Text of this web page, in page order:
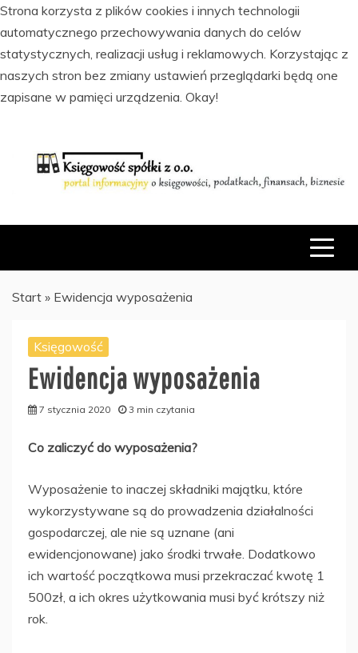
Strona korzysta z plików cookies i innych technologii
automatycznego przechowywania danych do celów
statystycznych, realizacji usług i reklamowych. Korzystając z
naszych stron bez zmiany ustawień przeglądarki będą one
zapisane w pamięci urządzenia. Okay!
FINANSACH I BIZNESIE
Start » Ewidencja wyposażenia
Księgowość
Ewidencja wyposażenia
7 stycznia 2020 3 min czytania
Co zaliczyć do wyposażenia?
Wyposażenie to inaczej składniki majątku, które
wykorzystywane są do prowadzenia działalności
gospodarczej, ale nie są uznane (ani
ewidencjonowane) jako środki trwałe. Dodatkowo
ich wartość początkowa musi przekraczać kwotę 1
500zł, a ich okres użytkowania musi być krótszy niż
rok.